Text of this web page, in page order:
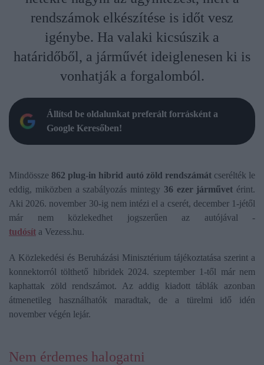
rendszámok elkészítése is időt vesz
igénybe. Ha valaki kicsúszik a
határidőből, a járművét ideiglenesen ki is
vonhatják a forgalomból.
Állítsd be oldalunkat preferált forrásként a
Google Keresőben!
Mindössze 862 plug-in hibrid autó zöld rendszámátcserélték le
eddig, miközben a szabályozás mintegy 36 ezer járművet érint.
Aki 2026. november 30-ig nem intézi el a cserét, december 1-jétől
már nem közlekedhet jogszerűen az autójával -
tudósít a Vezess.hu.
A Közlekedési és Beruházási Minisztérium tájékoztatása szerint a
konnektorról tölthető hibridek 2024. szeptember 1-től már nem
kaphattak zöld rendszámot. Az addig kiadott táblák azonban
átmenetileg használhatók maradtak, de a türelmi idő idén
november végén lejár.
Nem érdemes halogatni